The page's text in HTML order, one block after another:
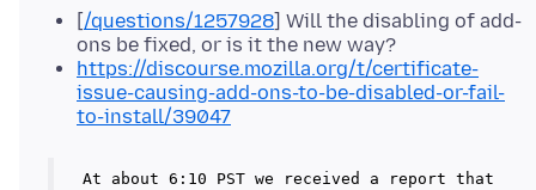
[/questions/1257928] Will the disabling of add-
ons be fixed, or is it the new way?
https://discourse.mozilla.org/t/certificate-
issue-causing-add-ons-to-be-disabled-or-fail-
to-install/39047
At about 6:10 PST we received a report that